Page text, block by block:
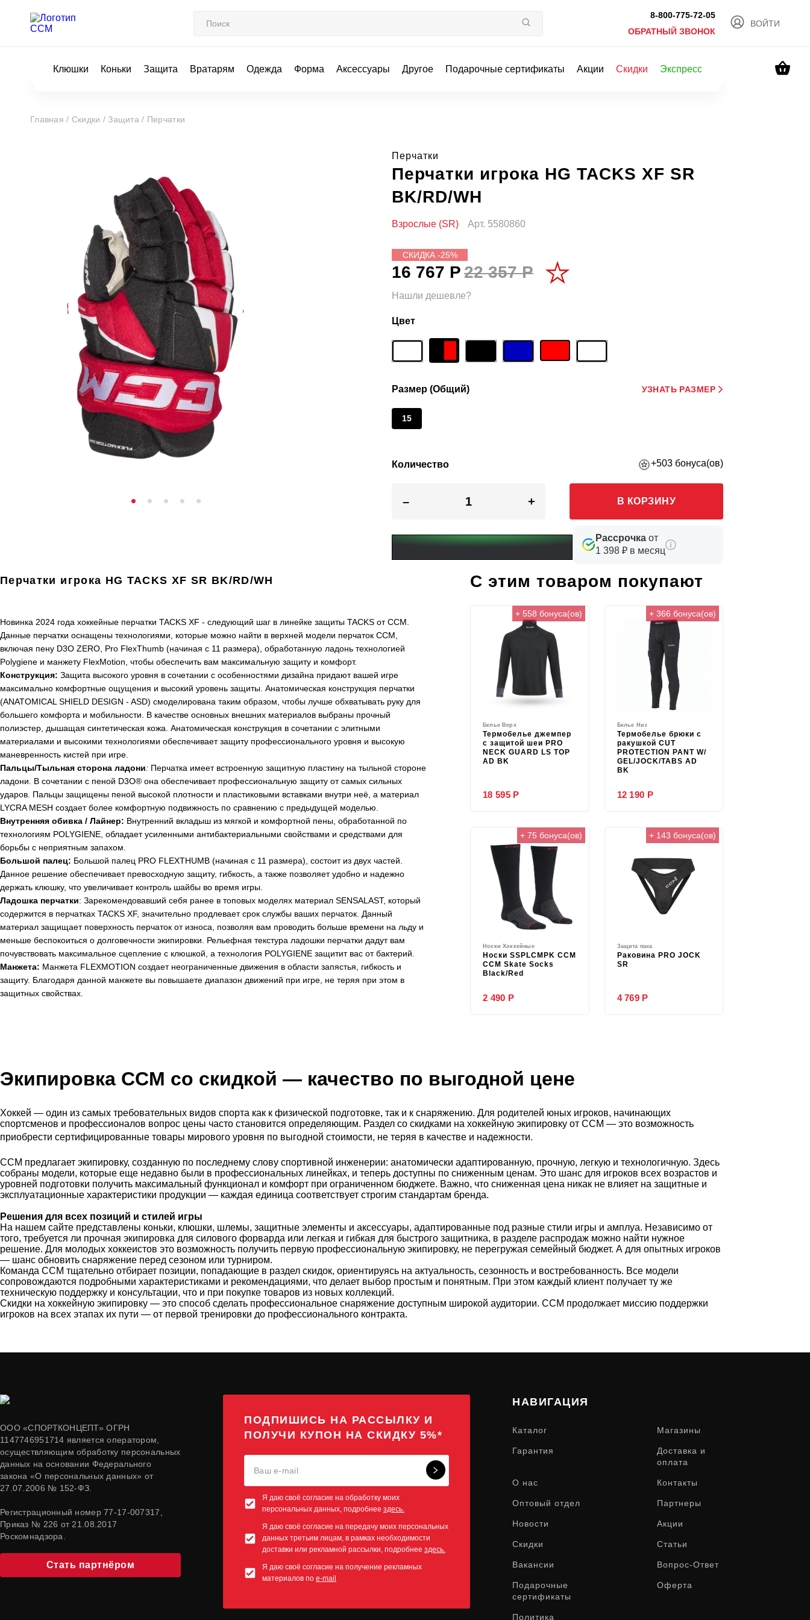
8-800-775-72-05
ОБРАТНЫЙ ЗВОНОК
ВОЙТИ
Клюшки Коньки Защита Вратарям Одежда Форма Аксессуары Другое Подарочные сертификаты Акции Скидки Экспресс
Главная / Скидки / Защита / Перчатки
Перчатки
Перчатки игрока HG TACKS XF SR
BK/RD/WH
Взрослые (SR) Арт. 5580860
СКИДКА -25%
16 767 Р22 357 Р
Нашли дешевле?
Цвет
Размер (Общий) УЗНАТЬ РАЗМЕР
15
Количество +503 бонуса(ов)
– + В КОРЗИНУ
Рассрочка от
1 398 ₽ в месяц
Перчатки игрока HG TACKS XF SR BK/RD/WH
Новинка 2024 года хоккейные перчатки TACKS XF - следующий шаг в линейке защиты TACKS от CCM.
Данные перчатки оснащены технологиями, которые можно найти в верхней модели перчаток CCM,
включая пену D3O ZERO , Pro FlexThumb (начиная с 11 размера), обработанную ладонь технологией
Polygiene и манжету FlexMotion, чтобы обеспечить вам максимальную защиту и комфорт.
Конструкция: Защита высокого уровня в сочетании с особенностями дизайна придают вашей игре
максимально комфортные ощущения и высокий уровень защиты. Анатомическая конструкция перчатки
(ANATOMICAL SHIELD DESIGN - ASD) смоделирована таким образом, чтобы лучше обхватывать руку для
большего комфорта и мобильности. В качестве основных внешних материалов выбраны прочный
полиэстер, дышащая синтетическая кожа. Анатомическая конструкция в сочетании с элитными
материалами и высокими технологиями обеспечивает защиту профессионального уровня и высокую
маневренность кистей при игре.
Пальцы/Тыльная сторона ладони: Перчатка имеет встроенную защитную пластину на тыльной стороне
ладони. В сочетании с пеной D3O® она обеспечивает профессиональную защиту от самых сильных
ударов. Пальцы защищены пеной высокой плотности и пластиковыми вставками внутри неё, а материал
LYCRA MESH создает более комфортную подвижность по сравнению с предыдущей моделью.
Внутренняя обивка / Лайнер: Внутренний вкладыш из мягкой и комфортной пены, обработанной по
технологиям POLYGIENE, обладает усиленными антибактериальными свойствами и средствами для
борьбы с неприятным запахом.
Большой палец: Большой палец PRO FLEXTHUMB (начиная с 11 размера), состоит из двух частей.
Данное решение обеспечивает превосходную защиту, гибкость, а также позволяет удобно и надежно
держать клюшку, что увеличивает контроль шайбы во время игры.
Ладошка перчатки: Зарекомендовавший себя ранее в топовых моделях материал SENSALAST, который
содержится в перчатках TACKS XF, значительно продлевает срок службы ваших перчаток. Данный
материал защищает поверхность перчаток от износа, позволяя вам проводить больше времени на льду и
меньше беспокоиться о долговечности экипировки. Рельефная текстура ладошки перчатки дадут вам
почувствовать максимальное сцепление с клюшкой, а технология POLYGIENE защитит вас от бактерий.
Манжета: Манжета FLEXMOTION создает неограниченные движения в области запястья, гибкость и
защиту. Благодаря данной манжете вы повышаете диапазон движений при игре, не теряя при этом в
защитных свойствах.
С этим товаром покупают
+ 558 бонуса(ов)
Белье Верх
Термобелье джемпер
с защитой шеи PRO
NECK GUARD LS TOP
AD BK
18 595 Р
+ 366 бонуса(ов)
Белье Низ
Термобелье брюки с
ракушкой CUT
PROTECTION PANT W/
GEL/JOCK/TABS AD
BK
12 190 Р
+ 75 бонуса(ов)
Носки Хоккейные
Носки SSPLCMPK CCM
CCM Skate Socks
Black/Red
2 490 Р
+ 143 бонуса(ов)
Защита паха
Раковина PRO JOCK
SR
4 769 Р
Экипировка CCM со скидкой — качество по выгодной цене
Хоккей — один из самых требовательных видов спорта как к физической подготовке, так и к снаряжению. Для родителей юных игроков, начинающих
спортсменов и профессионалов вопрос цены часто становится определяющим. Раздел со скидками на хоккейную экипировку от CCM — это возможность
приобрести сертифицированные товары мирового уровня по выгодной стоимости, не теряя в качестве и надежности.
CCM предлагает экипировку, созданную по последнему слову спортивной инженерии: анатомически адаптированную, прочную, легкую и технологичную. Здесь
собраны модели, которые еще недавно были в профессиональных линейках, и теперь доступны по сниженным ценам. Это шанс для игроков всех возрастов и
уровней подготовки получить максимальный функционал и комфорт при ограниченном бюджете. Важно, что сниженная цена никак не влияет на защитные и
эксплуатационные характеристики продукции — каждая единица соответствует строгим стандартам бренда.
Решения для всех позиций и стилей игры
На нашем сайте представлены коньки, клюшки, шлемы, защитные элементы и аксессуары, адаптированные под разные стили игры и амплуа. Независимо от
того, требуется ли прочная экипировка для силового форварда или легкая и гибкая для быстрого защитника, в разделе распродаж можно найти нужное
решение. Для молодых хоккеистов это возможность получить первую профессиональную экипировку, не перегружая семейный бюджет. А для опытных игроков
— шанс обновить снаряжение перед сезоном или турниром.
Команда CCM тщательно отбирает позиции, попадающие в раздел скидок, ориентируясь на актуальность, сезонность и востребованность. Все модели
сопровождаются подробными характеристиками и рекомендациями, что делает выбор простым и понятным. При этом каждый клиент получает ту же
техническую поддержку и консультации, что и при покупке товаров из новых коллекций.
Скидки на хоккейную экипировку — это способ сделать профессиональное снаряжение доступным широкой аудитории. CCM продолжает миссию поддержки
игроков на всех этапах их пути — от первой тренировки до профессионального контракта.
ООО «СПОРТКОНЦЕПТ» ОГРН
1147746951714 является оператором,
осуществляющим обработку персональных
данных на основании Федерального
закона «О персональных данных» от
27.07.2006 № 152-ФЗ.
Регистрационный номер 77-17-007317,
Приказ № 226 от 21.08.2017
Роскомнадзора.
Стать партнёром
ПОДПИШИСЬ НА РАССЫЛКУ И
ПОЛУЧИ КУПОН НА СКИДКУ 5%*
Я даю своё согласие на обработку моих
персональных данных, подробнее здесь.
Я даю своё согласие на передачу моих персональных
данных третьим лицам, в рамках необходимости
доставки или рекламной рассылки, подробнее здесь.
Я даю своё согласие на получение рекламных
материалов по e-mail
НАВИГАЦИЯ
Каталог Магазины
Гарантия
Доставка и
оплата
О нас Контакты
Оптовый отдел Партнеры
Новости Акции
Скидки Статьи
Вакансии Вопрос-Ответ
Подарочные
сертификаты
Оферта
Политика